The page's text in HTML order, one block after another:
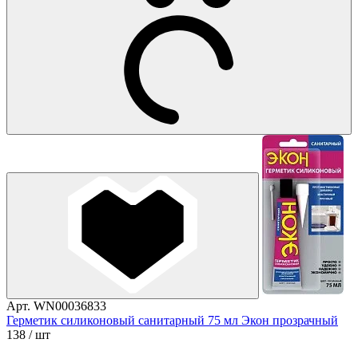
Арт. WN00036833
Герметик силиконовый санитарный 75 мл Экон прозрачный
138 / шт